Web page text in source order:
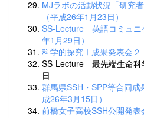
MJラボの活動状況「研究
（平成26年1月23日）
SS-Lecture 英語コミュニ
年1月29日）
科学的探究Ⅰ成果発表会２
SS-Lecture 最先端生命科
日
群馬県SSH・SPP等合同
成26年3月15日）
前橋女子高校SSH公開発表